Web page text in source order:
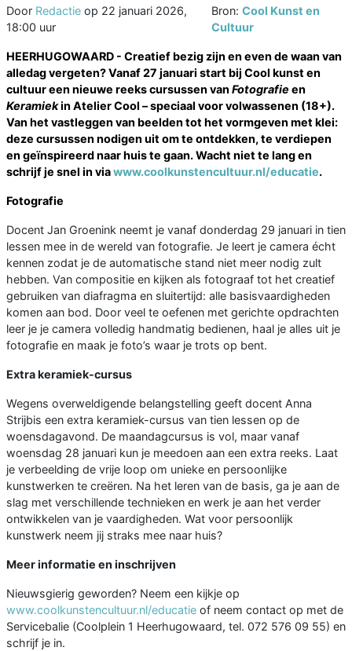
Door Redactie op 22 januari 2026,
18:00 uur
Bron: Cool Kunst en
Cultuur
HEERHUGOWAARD - Creatief bezig zijn en even de waan van
alledag vergeten? Vanaf 27 januari start bij Cool kunst en
cultuur een nieuwe reeks cursussen van Fotografie en
Keramiekin Atelier Cool – speciaal voor volwassenen (18+).
Van het vastleggen van beelden tot het vormgeven met klei:
deze cursussen nodigen uit om te ontdekken, te verdiepen
en geïnspireerd naar huis te gaan. Wacht niet te lang en
schrijf je snel in viawww.coolkunstencultuur.nl/educatie.
Fotografie
Docent Jan Groenink neemt je vanaf donderdag 29 januari in tien
lessen mee in de wereld van fotografie. Je leert je camera écht
kennen zodat je de automatische stand niet meer nodig zult
hebben. Van compositie en kijken als fotograaf tot het creatief
gebruiken van diafragma en sluitertijd: alle basisvaardigheden
komen aan bod. Door veel te oefenen met gerichte opdrachten
leer je je camera volledig handmatig bedienen, haal je alles uit je
fotografie en maak je foto’s waar je trots op bent.
Extra keramiek-cursus
Wegens overweldigende belangstelling geeft docent Anna
Strijbis een extra keramiek-cursus van tien lessen op de
woensdagavond. De maandagcursus is vol, maar vanaf
woensdag 28 januari kun je meedoen aan een extra reeks. Laat
je verbeelding de vrije loop om unieke en persoonlijke
kunstwerken te creëren. Na het leren van de basis, ga je aan de
slag met verschillende technieken en werk je aan het verder
ontwikkelen van je vaardigheden. Wat voor persoonlijk
kunstwerk neem jij straks mee naar huis?
Meer informatie en inschrijven
Nieuwsgierig geworden? Neem een kijkje op
www.coolkunstencultuur.nl/educatie of neem contact op met de
Servicebalie (Coolplein 1 Heerhugowaard, tel. 072 576 09 55) en
schrijf je in.